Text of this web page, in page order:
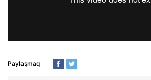
Paylaşmaq